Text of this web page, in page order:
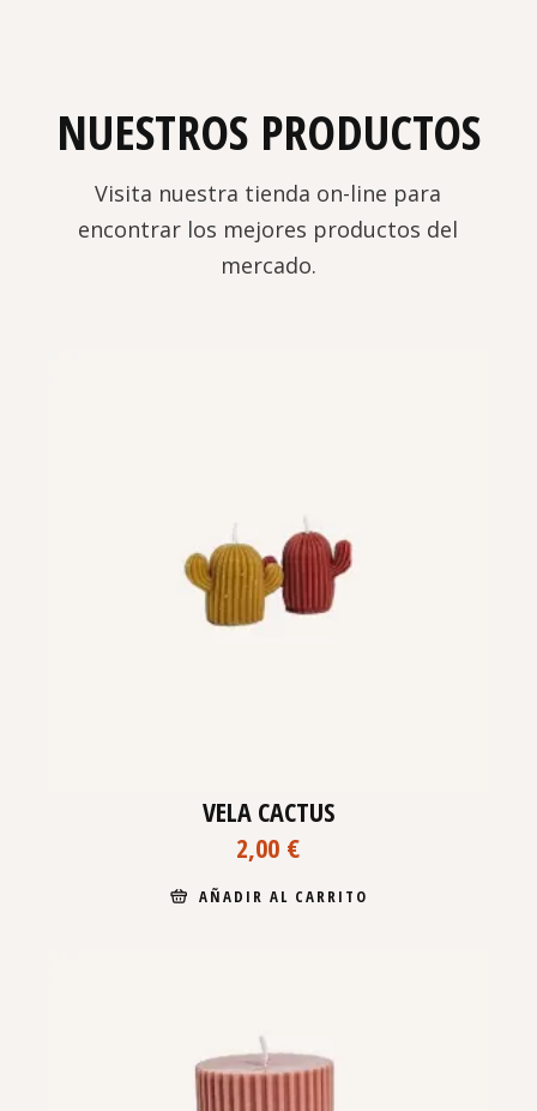
NUESTROS PRODUCTOS
Visita nuestra tienda on-line para
encontrar los mejores productos del
mercado.
VELA CACTUS
2,00 €
AÑADIR AL CARRITO